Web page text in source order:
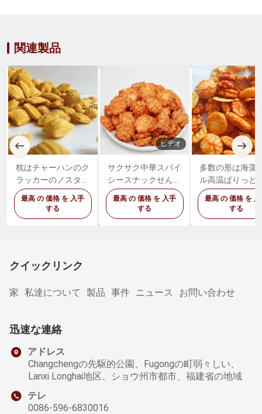
関連製品
枕はチャーハンのク
ラッカーのノスタル
ジックによって吹か
れたぴりっとするエ
ビの破片を形づけた
最高 の 価格 を 入手
する
ビデオ
サクサク中華スパイ
シースナックせんべ
いせんべいスナック
最高 の 価格 を 入手
する
多数の形は海藻
ル高温ぱりっと
ぴりっとするビ
ットを揚げた
最高 の 価格 を
する
クイックリンク
家 私達について 製品 事件 ニュース お問い合わせ
迅速な連絡
アドレス
Changchengの先駆的公園、Fugongの町弱々しい、
Lanxi Longhai地区、ショウ州市都市、福建省の地域
テレ
0086-596-6830016